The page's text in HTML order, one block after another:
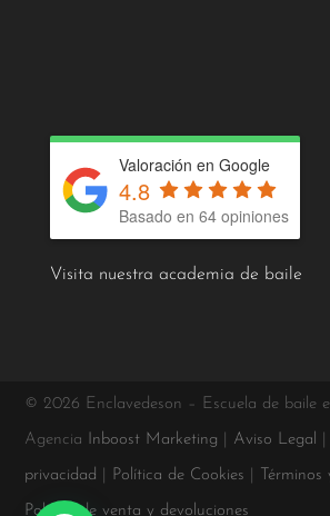
Valoración en Google
4.8
Basado en 64 opiniones
Visita nuestra academia de baile
© 2026 Enclavedeson – Escuela de baile
Agencia Inboost Marketing Aviso Legal
privacidad Política de Cookies
Política de venta y devoluciones